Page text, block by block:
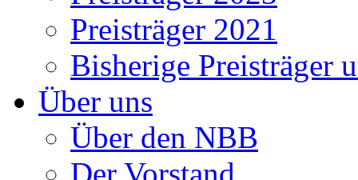
Preisträger 2021
Bisherige Preisträger
Über uns
Über den NBB
Der Vorstand